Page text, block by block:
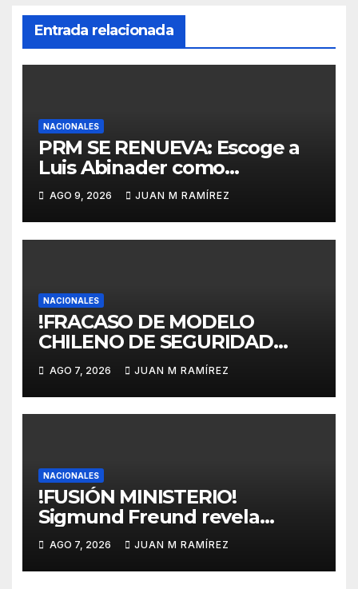
Entrada relacionada
NACIONALES
PRM SE RENUEVA: Escoge a
Luis Abinader como
presidente y a Juan Garrigó
secretario general,
conducirán organizzación por
cuatro años
AGO 9, 2026 JUAN M RAMÍREZ
NACIONALES
!FRACASO DE MODELO
CHILENO DE SEGURIDAD
SOCIAL! Plantean para RD
transformación estructural
profunda de la Ley 87-01
hacia un modelo de reparto
universal, garante de
derechos
AGO 7, 2026 JUAN M RAMÍREZ
NACIONALES
!FUSIÓN MINISTERIO!
Sigmund Freund revela
verdadera intención del
gobierno de fusionar
MINERD-MESCYT, lo que
AGO 7, 2026 JUAN M RAMÍREZ